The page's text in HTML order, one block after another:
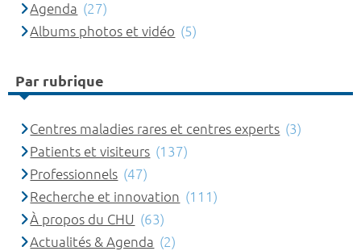
Agenda (27)
Albums photos et vidéo (5)
Par rubrique
Centres maladies rares et centres experts (3)
Patients et visiteurs (137)
Professionnels (47)
Recherche et innovation (111)
À propos du CHU (63)
Actualités & Agenda (2)